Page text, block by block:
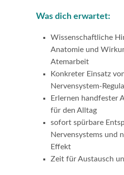
Was dich erwartet:
Wissenschaftliche
Anatomie und
Atemarbeit
Konkreter Einsatz
Nervensystem-
Erlernen handfester
für den Alltag
sofort spürbare
Nervensystems und
Effekt
Zeit für Austausch